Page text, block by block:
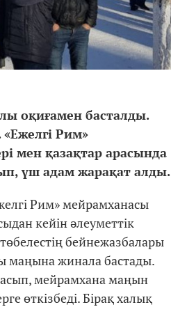
оқиғамен басталды.
Рим»
мен қазақтар арасында
үш адам жарақат алды.
Рим» мейрамханасы
кейін әлеуметтік
бейнежазбалары
маңына жинала бастады.
мейрамхана маңын
өткізбеді. Бірақ халық